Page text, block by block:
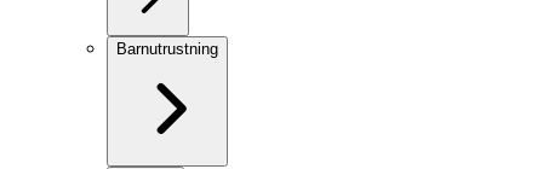
Barnutrustning